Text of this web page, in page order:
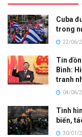
Cuba
trong
22/06/
Tin
Bình:
tranh
04/06/
Tình
biến,
30/01/